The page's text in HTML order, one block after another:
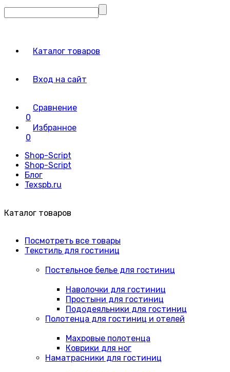
Каталог товаров
Вход на сайт
Сравнение
0
Избранное
0
Shop-Script
Shop-Script
Блог
Texspb.ru
Каталог товаров
Посмотреть все товары
Текстиль для гостиниц
Постельное белье для гостиниц
Наволочки для гостиниц
Простыни для гостиниц
Пододеяльники для гостиниц
Полотенца для гостиниц и отелей
Махровые полотенца
Коврики для ног
Наматрасники для гостиниц